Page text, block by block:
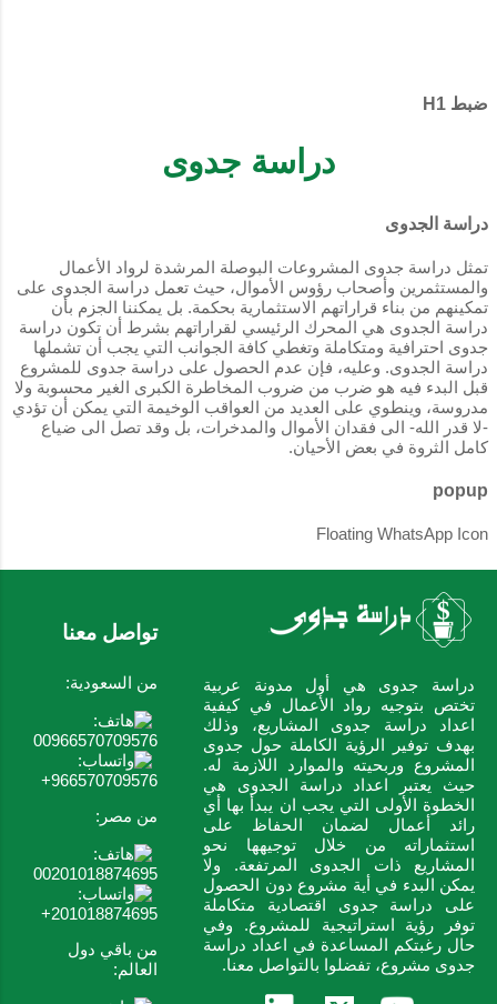
دون اعداد دراسة جدوى للمشروع؟ تعتبر دراسة
الجدوى خطوة أساسية لأي مشروع بشكل قاطع.
آفاقًا من المعرفة لفهم تحديات هذا المشروع وتحليل
المخاطر المحتملة، بجانب الوقوف على متطلبات
تنفيذ المشروع المالية والفنية والبشرية. وأخيرًا
يخبرك جوهر اعداد دراسة جدوى المشروع بمراكز
التكاليف المرتبطة بالمشروع وتحديد الإيرا...
ضبط H1
دراسة جدوى
دراسة الجدوى
تمثل دراسة جدوى المشروعات البوصلة المرشدة لرواد الأعمال
والمستثمرين وأصحاب رؤوس الأموال، حيث تعمل دراسة الجدوى على
تمكينهم من بناء قراراتهم الاستثمارية بحكمة. بل يمكننا الجزم بأن
دراسة الجدوى هي المحرك الرئيسي لقراراتهم بشرط أن تكون دراسة
جدوى احترافية ومتكاملة وتغطي كافة الجوانب التي يجب أن تشملها
دراسة الجدوى. وعليه، فإن عدم الحصول على دراسة جدوى للمشروع
قبل البدء فيه هو ضرب من ضروب المخاطرة الكبرى الغير محسوبة ولا
مدروسة، وينطوي على العديد من العواقب الوخيمة التي يمكن أن تؤدي
-لا قدر الله- الى فقدان الأموال والمدخرات، بل وقد تصل الى ضياع
كامل الثروة في بعض الأحيان.
popup
Floating WhatsApp Icon
دراسة جدوى هي أول مدونة عربية
تختص بتوجيه رواد الأعمال في كيفية
اعداد دراسة جدوى المشاريع، وذلك
بهدف توفير الرؤية الكاملة حول جدوى
المشروع وربحيته والموارد اللازمة له.
حيث يعتبر اعداد دراسة الجدوى هي
الخطوة الأولى التي يجب ان يبدأ بها أي
رائد أعمال لضمان الحفاظ على
استثماراته من خلال توجيهها نحو
المشاريع ذات الجدوى المرتفعة. ولا
يمكن البدء في أية مشروع دون الحصول
على دراسة جدوى اقتصادية متكاملة
توفر رؤية استراتيجية للمشروع. وفي
حال رغبتكم المساعدة في اعداد دراسة
جدوى مشروع، تفضلوا بالتواصل معنا.
تواصل معنا
من السعودية:
00966570709576
966570709576+
من مصر:
00201018874695
201018874695+
من باقي دول
العالم: